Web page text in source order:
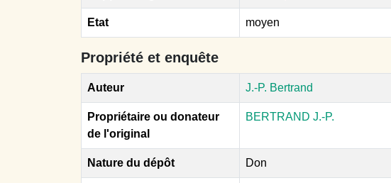
Etat moyen
Propriété et enquête
Auteur J.-P. Bertrand
Propriétaire ou donateur
de l'original
BERTRAND J.-P.
Nature du dépôt Don